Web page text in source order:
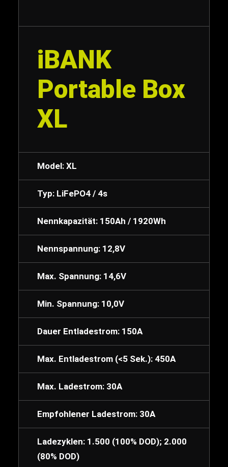
iBANK
Portable Box
XL
Model: XL
Typ: LiFePO4 / 4s
Nennkapazität: 150Ah / 1920Wh
Nennspannung: 12,8V
Max. Spannung: 14,6V
Min. Spannung: 10,0V
Dauer Entladestrom: 150A
Max. Entladestrom (<5 Sek.): 450A
Max. Ladestrom: 30A
Empfohlener Ladestrom: 30A
Ladezyklen: 1.500 (100% DOD); 2.000
(80% DOD)